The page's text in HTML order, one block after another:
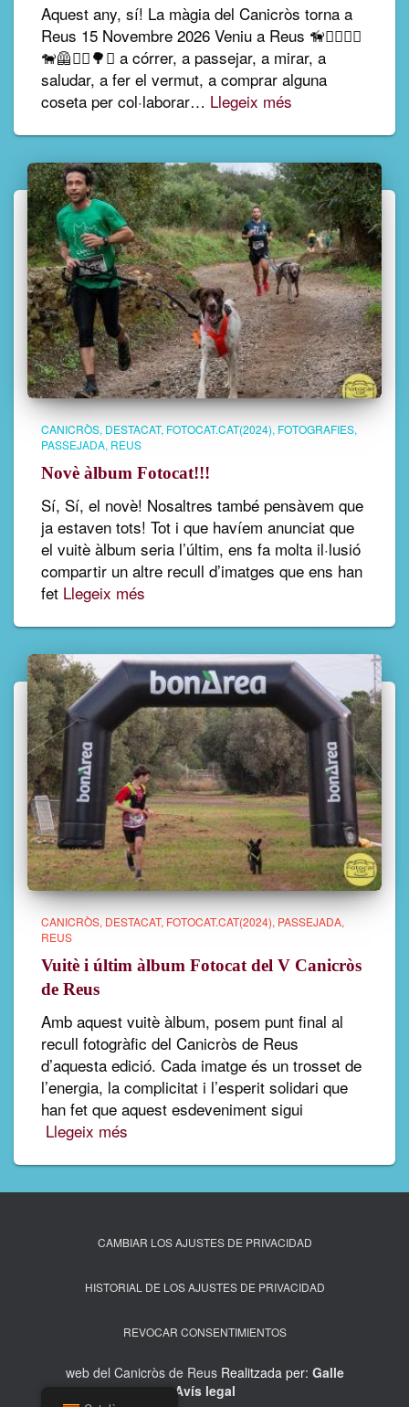
Aquest any, sí! La màgia del Canicròs torna a
Reus 15 Novembre 2026 Veniu a Reus 🦮🏃‍♀️🏃‍♂️
🐕‍🦺🚶‍♀️🌳✨ a córrer, a passejar, a mirar, a
saludar, a fer el vermut, a comprar alguna
coseta per col·laborar… Llegeix més
CANICRÒS DESTACAT FOTOCAT.CAT(2024) FOTOGRAFIES
PASSEJADA REUS
Novè àlbum Fotocat!!!
Sí, Sí, el novè! Nosaltres també pensàvem que
ja estaven tots! Tot i que havíem anunciat que
el vuitè àlbum seria l’últim, ens fa molta il·lusió
compartir un altre recull d’imatges que ens han
fet Llegeix més
CANICRÒS DESTACAT FOTOCAT.CAT(2024) PASSEJADA
REUS
Vuitè i últim àlbum Fotocat del V Canicròs
de Reus
Amb aquest vuitè àlbum, posem punt final al
recull fotogràfic del Canicròs de Reus
d’aquesta edició. Cada imatge és un trosset de
l’energia, la complicitat i l’esperit solidari que
han fet que aquest esdeveniment sigui
Llegeix més
CAMBIAR LOS AJUSTES DE PRIVACIDAD
HISTORIAL DE LOS AJUSTES DE PRIVACIDAD
REVOCAR CONSENTIMIENTOS
web del Canicròs de ReusRealitzada per: Galle
Avís legal